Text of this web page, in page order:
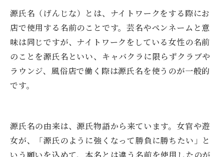
源氏名（げんじな）とは、ナイトワークをする際にお
店で使用する名前のことです。芸名やペンネームと意
味は同じですが、ナイトワークをしている女性の名前
のことを源氏名といい、キャバクラに限らずクラブや
ラウンジ、風俗店で働く際は源氏名を使うのが一般的
です。
源氏名の由来は、源氏物語から来ています。女官や遊
女が、「源氏のように強くなって勝負に勝ちたい」と